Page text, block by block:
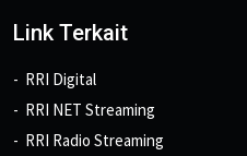
Link Terkait
RRI Digital
RRI NET Streaming
RRI Radio Streaming